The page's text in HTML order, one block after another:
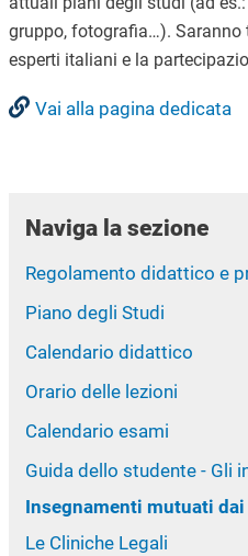
gruppo, fotografia…).
esperti italiani e la
Vai alla pagina dedicata
Naviga la sezione
Regolamento didattico e
Piano degli Studi
Calendario didattico
Orario delle lezioni
Calendario esami
Guida dello studente - Gli
Insegnamenti mutuati
Le Cliniche Legali